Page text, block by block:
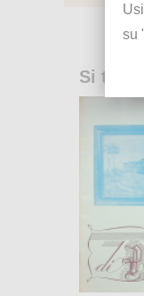
Si trova
su